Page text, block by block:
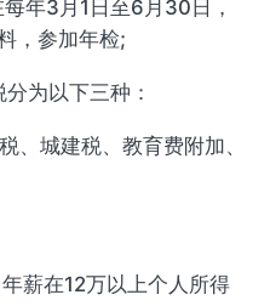
年3月1日至6月30日，
，参加年检;
为以下三种：
、城建税、教育费附加、
薪在12万以上个人所得